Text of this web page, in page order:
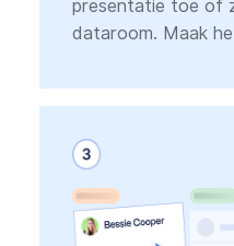
presentatie toe of
dataroom. Maak